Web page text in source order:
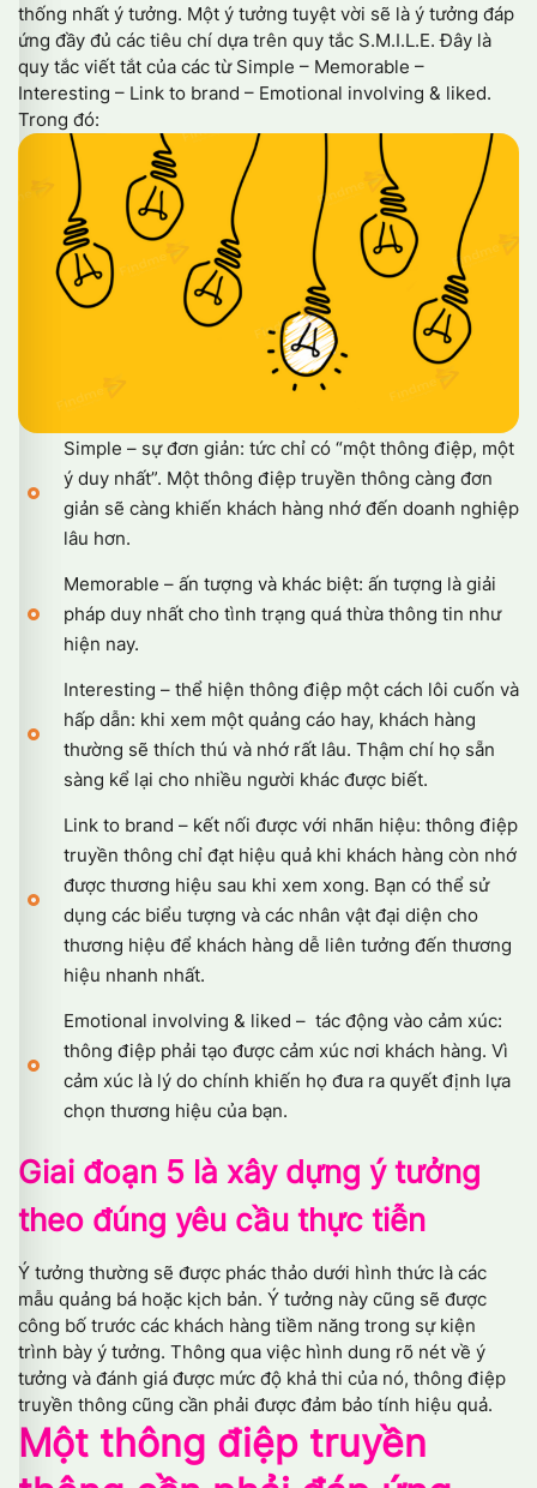
thống nhất ý tưởng. Một ý tưởng tuyệt vời sẽ là ý tưởng đáp
ứng đầy đủ các tiêu chí dựa trên quy tắc S.M.I.L.E. Đây là
quy tắc viết tắt của các từ Simple – Memorable –
Interesting – Link to brand – Emotional involving & liked.
Trong đó:
Simple – sự đơn giản: tức chỉ có “một thông điệp, một
ý duy nhất”. Một thông điệp truyền thông càng đơn
giản sẽ càng khiến khách hàng nhớ đến doanh nghiệp
lâu hơn.
Memorable – ấn tượng và khác biệt: ấn tượng là giải
pháp duy nhất cho tình trạng quá thừa thông tin như
hiện nay.
Interesting – thể hiện thông điệp một cách lôi cuốn và
hấp dẫn: khi xem một quảng cáo hay, khách hàng
thường sẽ thích thú và nhớ rất lâu. Thậm chí họ sẵn
sàng kể lại cho nhiều người khác được biết.
Link to brand – kết nối được với nhãn hiệu: thông điệp
truyền thông chỉ đạt hiệu quả khi khách hàng còn nhớ
được thương hiệu sau khi xem xong. Bạn có thể sử
dụng các biểu tượng và các nhân vật đại diện cho
thương hiệu để khách hàng dễ liên tưởng đến thương
hiệu nhanh nhất.
Emotional involving & liked – tác động vào cảm xúc:
thông điệp phải tạo được cảm xúc nơi khách hàng. Vì
cảm xúc là lý do chính khiến họ đưa ra quyết định lựa
chọn thương hiệu của bạn.
Giai đoạn 5 là xây dựng ý tưởng
theo đúng yêu cầu thực tiễn
Ý tưởng thường sẽ được phác thảo dưới hình thức là các
mẫu quảng bá hoặc kịch bản. Ý tưởng này cũng sẽ được
công bố trước các khách hàng tiềm năng trong sự kiện
trình bày ý tưởng. Thông qua việc hình dung rõ nét về ý
tưởng và đánh giá được mức độ khả thi của nó, thông điệp
truyền thông cũng cần phải được đảm bảo tính hiệu quả.
Một thông điệp truyền